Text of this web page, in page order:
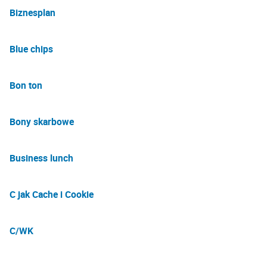
Biznesplan
Blue chips
Bon ton
Bony skarbowe
Business lunch
C jak Cache i Cookie
C/WK